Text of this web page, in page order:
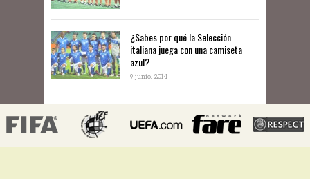
¿Sabes por qué la Selección
italiana juega con una camiseta
azul?
9 junio, 2014